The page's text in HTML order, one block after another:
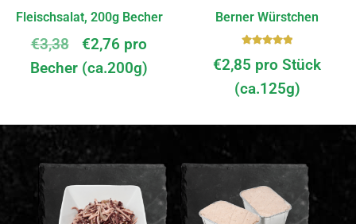
Fleischsalat, 200g Becher
€3,38 €2,76 pro
Becher (ca.200g)
Berner Würstchen
t mit
5.00von
5
€2,85 pro Stück
(ca.125g)